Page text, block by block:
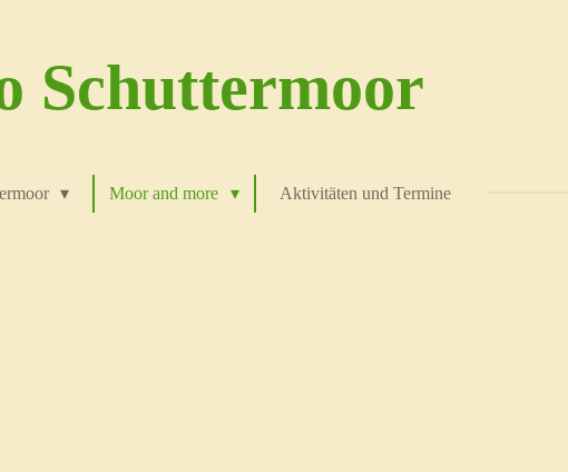
Schuttermoor
Moor and more Aktivitäten und Termine